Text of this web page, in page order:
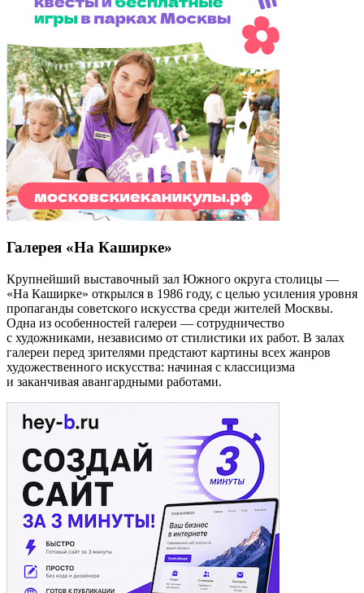
Галерея «На Каширке»
Крупнейший выставочный зал Южного округа столицы —
«На Каширке» открылся в 1986 году, с целью усиления уровня
пропаганды советского искусства среди жителей Москвы.
Одна из особенностей галереи — сотрудничество
с художниками, независимо от стилистики их работ. В залах
галереи перед зрителями предстают картины всех жанров
художественного искусства: начиная с классицизма
и заканчивая авангардными работами.